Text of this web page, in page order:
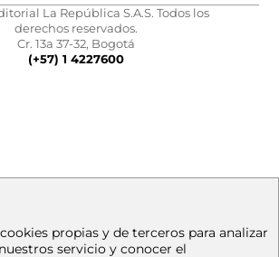
La República S.A.S. Todos los
derechos reservados.
Cr. 13a 37-32, Bogotá
(+57) 1 4227600
propias y de terceros para analizar
servicio y conocer el